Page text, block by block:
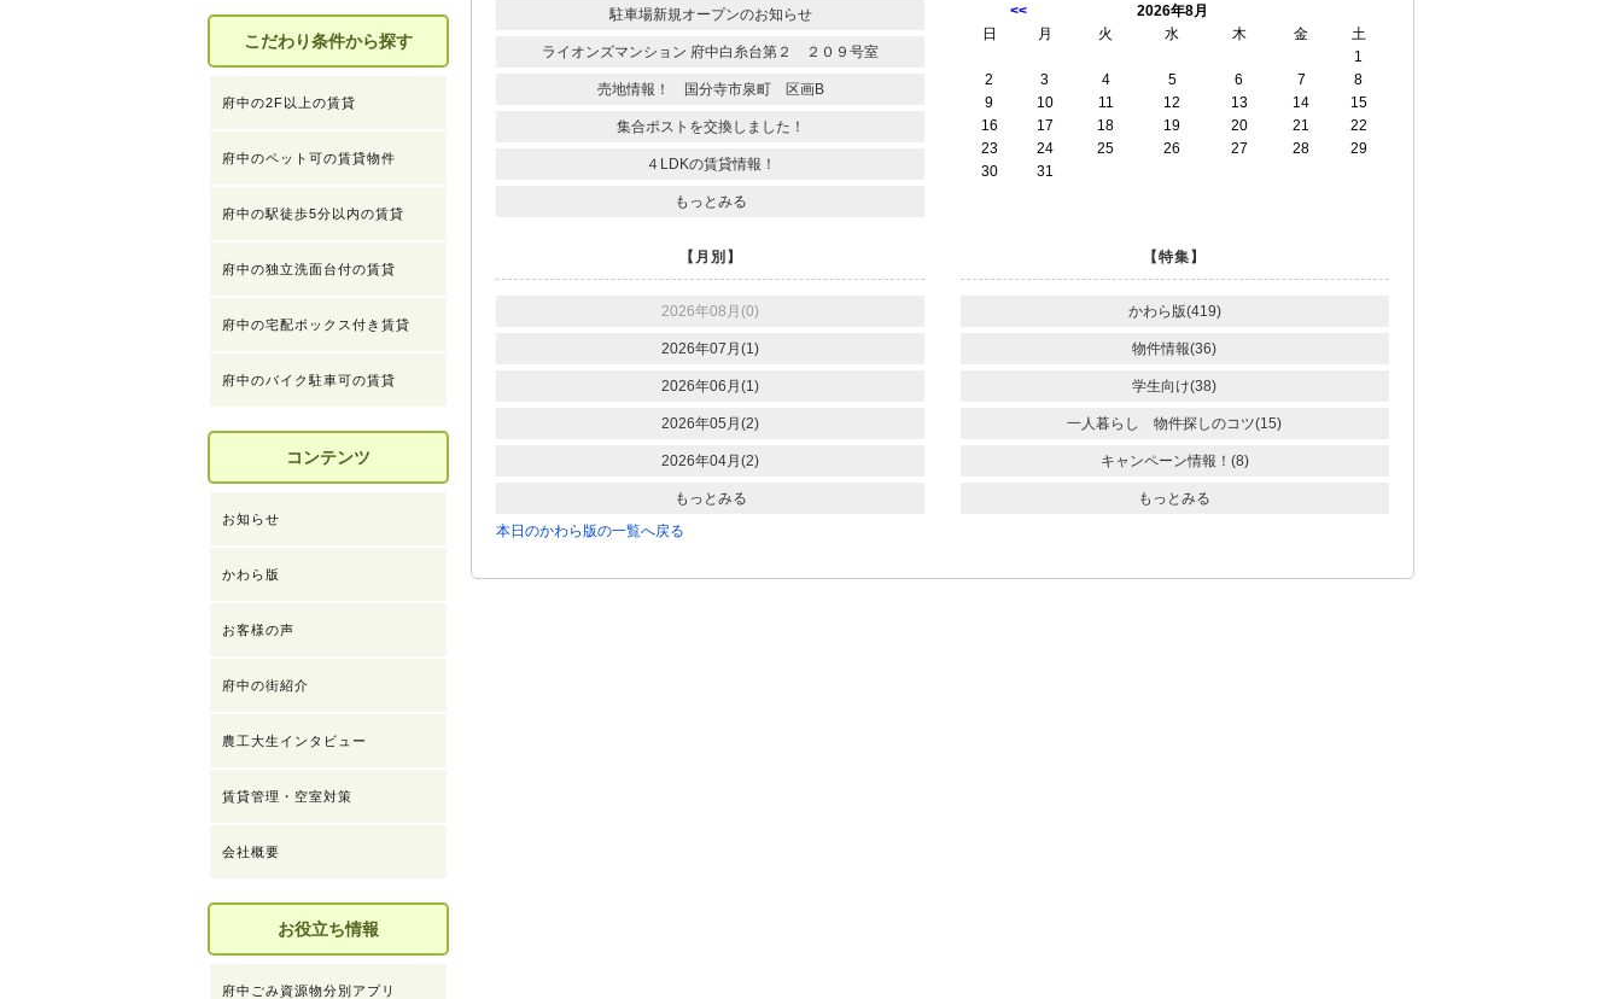
駐車場新規オープンのお知らせ
ライオンズマンション 府中白糸台第２ ２０９号室
売地情報！ 国分寺市泉町 区画B
集合ポストを交換しました！
４LDKの賃貸情報！
もっとみる
<<
2026年8月
日
月 火 水 木 金
土
1
2
3 4 5 6 7
8
9
10 11 12 13 14
15
16
17 18 19 20 21
22
23
24 25 26 27 28
29
30
31
【月別】
2026年08月(0)
2026年07月(1)
2026年06月(1)
2026年05月(2)
2026年04月(2)
もっとみる
【特集】
かわら版(419)
物件情報(36)
学生向け(38)
一人暮らし 物件探しのコツ(15)
キャンペーン情報！(8)
もっとみる
本日のかわら版の一覧へ戻る
こだわり条件から探す
府中の2F以上の賃貸
府中のペット可の賃貸物件
府中の駅徒歩5分以内の賃貸
府中の独立洗面台付の賃貸
府中の宅配ボックス付き賃貸
府中のバイク駐車可の賃貸
コンテンツ
お知らせ
かわら版
お客様の声
府中の街紹介
農工大生インタビュー
賃貸管理・空室対策
会社概要
お役立ち情報
府中ごみ資源物分別アプリ